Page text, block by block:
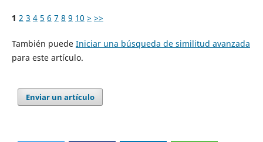
1 2 3 4 5 6 7 8 9 10 > >>
También puede Iniciar una búsqueda de similitud avanzada
para este artículo.
Enviar un artículo